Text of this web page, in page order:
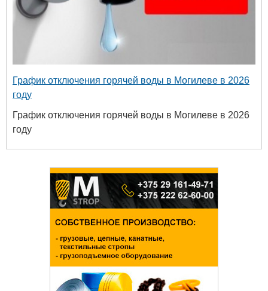
График отключения горячей воды в Могилеве в 2026
году
График отключения горячей воды в Могилеве в 2026
году